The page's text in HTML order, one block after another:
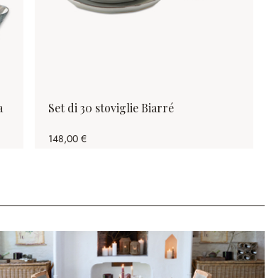
Set di 30 stoviglie Biarré
148,00 €